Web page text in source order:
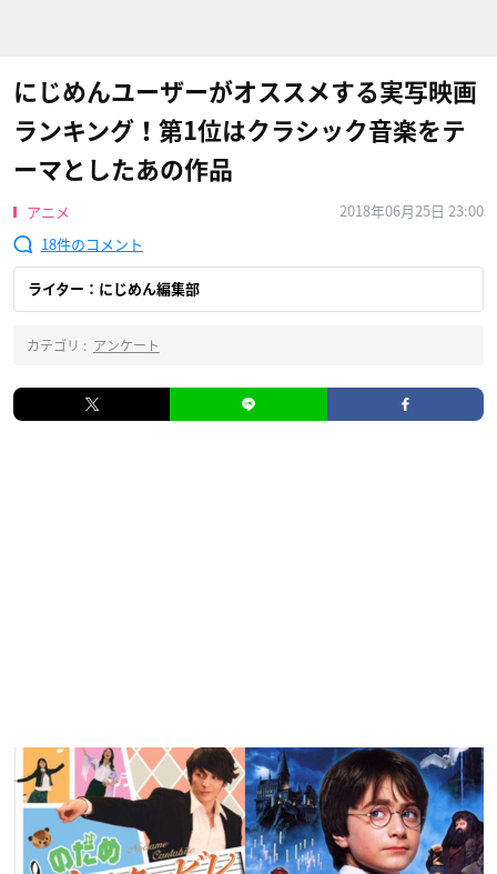
にじめんユーザーがオススメする実写映画
ランキング！第1位はクラシック音楽をテ
ーマとしたあの作品
アニメ
2018年06月25日 23:00
18
ライター：にじめん編集部
カテゴリ : アンケート